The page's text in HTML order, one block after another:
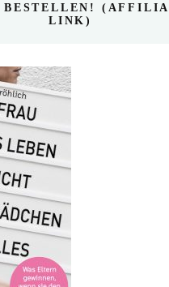
BESTELLEN!
LINK)